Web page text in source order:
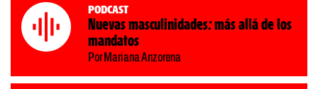
Podcast
Nuevas masculinidades: más allá de los
mandatos
Por Mariana Anzorena